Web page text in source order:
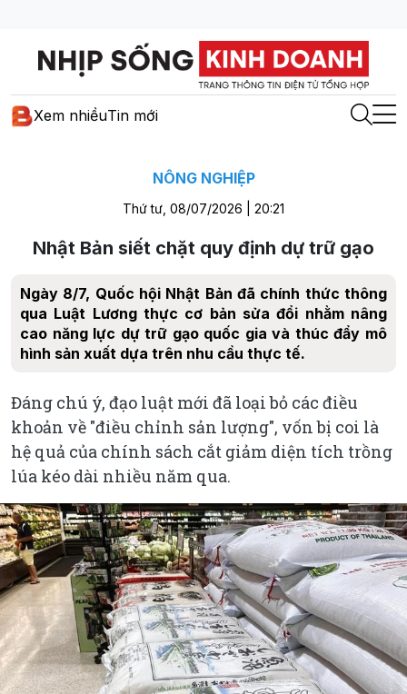
Xem nhiềuTin mới
NÔNG NGHIỆP
Thứ tư, 08/07/2026 | 20:21
Nhật Bản siết chặt quy định dự trữ gạo
Ngày 8/7, Quốc hội Nhật Bản đã chính thức thông
qua Luật Lương thực cơ bản sửa đổi nhằm nâng
cao năng lực dự trữ gạo quốc gia và thúc đẩy mô
hình sản xuất dựa trên nhu cầu thực tế.
Đáng chú ý, đạo luật mới đã loại bỏ các điều
khoản về "điều chỉnh sản lượng", vốn bị coi là
hệ quả của chính sách cắt giảm diện tích trồng
lúa kéo dài nhiều năm qua.